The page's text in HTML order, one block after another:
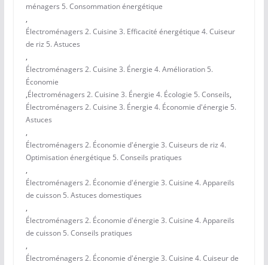
ménagers 5. Consommation énergétique
,
Électroménagers 2. Cuisine 3. Efficacité énergétique 4. Cuiseur
de riz 5. Astuces
,
Électroménagers 2. Cuisine 3. Énergie 4. Amélioration 5.
Économie
,Électroménagers 2. Cuisine 3. Énergie 4. Écologie 5. Conseils,
Électroménagers 2. Cuisine 3. Énergie 4. Économie d'énergie 5.
Astuces
,
Électroménagers 2. Économie d'énergie 3. Cuiseurs de riz 4.
Optimisation énergétique 5. Conseils pratiques
,
Électroménagers 2. Économie d'énergie 3. Cuisine 4. Appareils
de cuisson 5. Astuces domestiques
,
Électroménagers 2. Économie d'énergie 3. Cuisine 4. Appareils
de cuisson 5. Conseils pratiques
,
Électroménagers 2. Économie d'énergie 3. Cuisine 4. Cuiseur de